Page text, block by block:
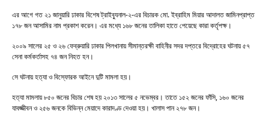
এর আগে গত ২১ জানুয়ারি ঢাকার বিশেষ ট্রাইব্যুনাল-২-এর বিচারক মো. ইব্রাহিম মিয়ার আদালত জামিনপ্রাপ্ত
১৭৮ জন আসামির নাম প্রকাশ করেন। এর মধ্যে ১৬৮ জনের তালিকা হাতে পেয়েছে কারা কর্তৃপক্ষ।
২০০৯ সালের ২৫ ও ২৬ ফেব্রুয়ারি ঢাকার পিলখানায় সীমান্তরক্ষী বাহিনীর সদর দপ্তরে বিদ্রোহের ঘটনায় ৫৭
সেনা কর্মকর্তাসহ ৭৪ জন নিহত হন।
সে ঘটনায় হত্যা ও বিস্ফোরক আইনে দুটি মামলা হয়।
হত্যা মামলায় ৮৫০ জনের বিচার শেষ হয় ২০১৩ সালের ৫ নভেম্বর। তাতে ১৫২ জনের ফাঁসি, ১৬০ জনের
যাবজ্জীবন ও ২৫৬ জনকে বিভিন্ন মেয়াদে কারাদণ্ড দেওয়া হয়। খালাস পান ২৭৮ জন।